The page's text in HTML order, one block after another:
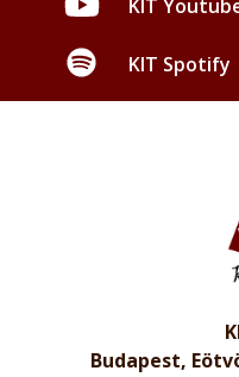
KIT
KIT Spotify
Budapest,